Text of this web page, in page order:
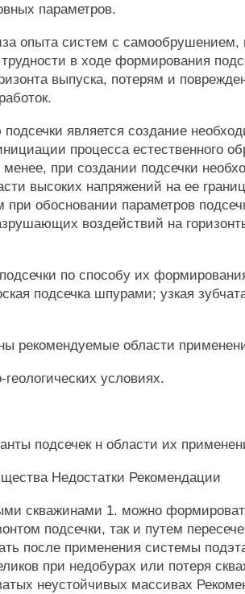
параметров.
опыта систем с самообрушением,
в ходе формирования
выпуска, потерям и
является создание
процесса естественного
при создании подсечки
высоких напряжений на ее
при обосновании параметров
воздействий на
по способу их
подсечка шпурами; узкая
рекомендуемые области
условиях.
подсечек н области их
Недостатки Рекомендации
скважинами 1. можно
подсечки, так и путем
после применения системы
при недобурах или потеря
неустойчивых массивах